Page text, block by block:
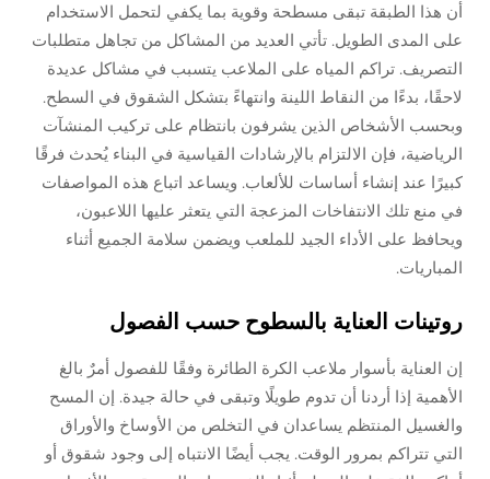
أن هذا الطبقة تبقى مسطحة وقوية بما يكفي لتحمل الاستخدام
على المدى الطويل. تأتي العديد من المشاكل من تجاهل متطلبات
التصريف. تراكم المياه على الملاعب يتسبب في مشاكل عديدة
لاحقًا، بدءًا من النقاط اللينة وانتهاءً بتشكل الشقوق في السطح.
وبحسب الأشخاص الذين يشرفون بانتظام على تركيب المنشآت
الرياضية، فإن الالتزام بالإرشادات القياسية في البناء يُحدث فرقًا
كبيرًا عند إنشاء أساسات للألعاب. ويساعد اتباع هذه المواصفات
في منع تلك الانتفاخات المزعجة التي يتعثر عليها اللاعبون،
ويحافظ على الأداء الجيد للملعب ويضمن سلامة الجميع أثناء
المباريات.
روتينات العناية بالسطوح حسب الفصول
إن العناية بأسوار ملاعب الكرة الطائرة وفقًا للفصول أمرٌ بالغ
الأهمية إذا أردنا أن تدوم طويلًا وتبقى في حالة جيدة. إن المسح
والغسيل المنتظم يساعدان في التخلص من الأوساخ والأوراق
التي تتراكم بمرور الوقت. يجب أيضًا الانتباه إلى وجود شقوق أو